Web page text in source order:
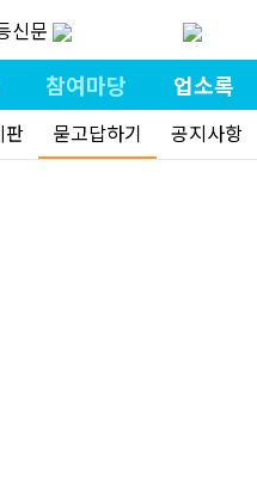
신문
참여마당 업소록
판 묻고답하기 공지사항